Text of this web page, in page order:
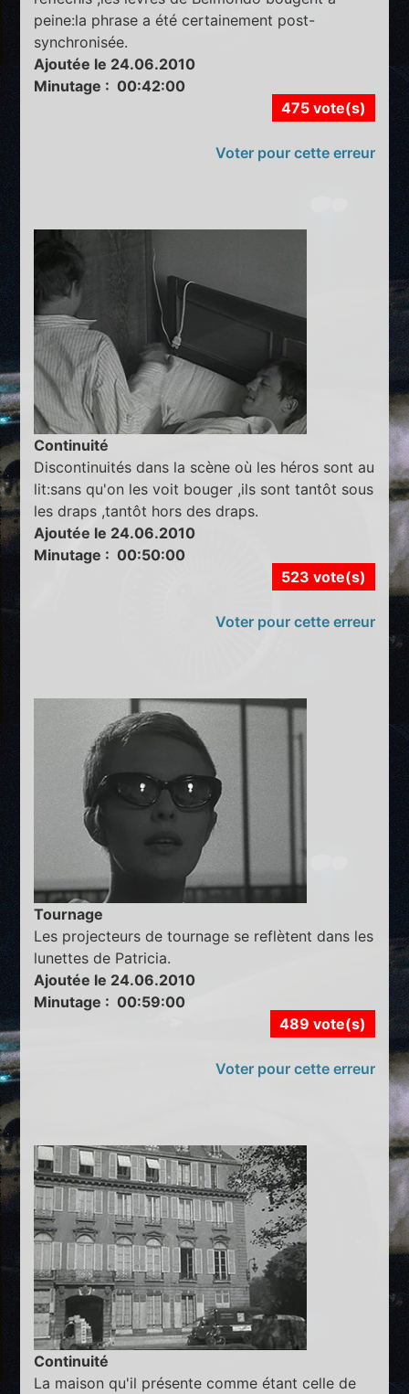
peine:la phrase a été certainement post-
synchronisée.
Ajoutée le 24.06.2010
Minutage : 00:42:00
475 vote(s)
Voter pour cette erreur
Continuité
Discontinuités dans la scène où les héros sont au
lit:sans qu'on les voit bouger ,ils sont tantôt sous
les draps ,tantôt hors des draps.
Ajoutée le 24.06.2010
Minutage : 00:50:00
523 vote(s)
Voter pour cette erreur
Tournage
Les projecteurs de tournage se reflètent dans les
lunettes de Patricia.
Ajoutée le 24.06.2010
Minutage : 00:59:00
489 vote(s)
Voter pour cette erreur
Continuité
La maison qu'il présente comme étant celle de